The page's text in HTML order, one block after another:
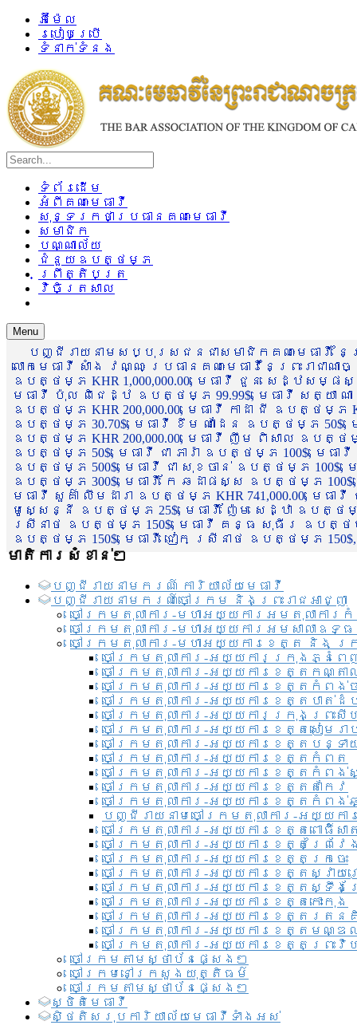
អ៊ីម៉ែល
របៀបប្រើ
ទំនាក់ទំនង
ទំព័រដើម
អំពីគណៈមេធាវី
សុន្ទរកថាប្រធានគណៈមេធាវី
សមាជិក
បណ្ណាល័យ
ជំនួយឧបត្ថម្ភ
ព្រឹត្តិបត្រ
វិចិត្រសាល
Menu
បញ្ជីរាយនាមសប្បុរសជនជាសមាជិកគណៈមេធាវី
លោកមេធាវី សាំង វណ្ណៈ ប្រធានគណៈមេធាវីនៃព្រះរា
ឧបត្ថម្ភ KHR 1,000,000.00, មេធាវី ជួន សេដ្ឋស
មេធាវី ប៉ុល ពិជេដ្ឋ ឧបត្ថម្ភ 99.99$, មេធាវី សត្យា ណ
ឧបត្ថម្ភ KHR 200,000.00, មេធាវី កាដា ជី ឧបត្ថម្ភ
ឧបត្ថម្ភ 30.70$, មេធាវី ខឹម ណាដែន ឧបត្ថម្ភ 50$,
ឧបត្ថម្ភ KHR 200,000.00, មេធាវី ញឹម ពិសាល ឧបត្ថ
ឧបត្ថម្ភ 50$, មេធាវី ជា ភារ៉ា ឧបត្ថម្ភ 100$, មេ
ឧបត្ថម្ភ 500$, មេធាវី ជា សុខចាន់ ឧបត្ថម្ភ
ឧបត្ថម្ភ 300$, មេធាវី កែ ឆដាផស្ស ឧបត្ថម្ភ
មេធាវី សួគ៌ា លឹមដារា ឧបត្ថម្ភ KHR 741,000.00, មេ
មូសេ្សន្នី ឧបត្ថម្ភ 25$, មេធាវី ញ៉ែម សេដ្ឋា ឧបត្ថ
ស្រីនាថ ឧបត្ថម្ភ 150$, មេធាវី គន្ធ សុធីរ ឧបត្ថម្ភ
ឧបត្ថម្ភ 150$, មេធាវី ជៀក ស្រីនាថ ឧបត្ថម្ភ 150$,
មាតិការសំខាន់ៗ
បញ្ជី​រាយ​នាមករណ៍ ការិយាល័យ​មេធាវី​
បញ្ជី​រាយ​នាមករណ៍​ចៅក្រម និងព្រះរាជអាជ្ញា
ចៅក្រមតុលាការ-មហាអយ្យការអមតុលាការ
ចៅក្រមតុលាការ-មហាអយ្យការអមសាលាឧទ្
ចៅក្រមតុលាការ-មហាអយ្យការខេត្ត និង ក្
ចៅក្រមតុលាការ-អយ្យការក្រុងភ្នំពេ
ចៅក្រមតុលាការ-អយ្យការខេត្តកណ្តា
ចៅក្រមតុលាការ-អយ្យការខេត្តកំពង់ច
ចៅក្រមតុលាការ-អយ្យការខេត្តបាត់ដំ
ចៅក្រមតុលាការ-អយ្យការ​ក្រុងព្រះសី
ចៅក្រមតុលាការ-អយ្យការខេត្តសៀមរា
ចៅក្រមតុលាការ-អយ្យការខេត្តបន្ទា
ចៅក្រមតុលាការ-អយ្យការខេត្តកំពត
ចៅក្រមតុលាការ-អយ្យការខេត្តកំពង់
ចៅក្រមតុលាការ-អយ្យការខេត្តតាកែវ
ចៅក្រមតុលាការ-អយ្យការខេត្តកំពង់
បញ្ជីរាយនាមចៅក្រមតុលាការ-អយ្យក
ចៅក្រមតុលាការ-អយ្យការខេត្តពោធិ៍សា
ចៅក្រមតុលាការ-អយ្យការខេត្តព្រៃវែ
ចៅក្រមតុលាការ-អយ្យការខេត្តក្រចេះ
ចៅក្រមតុលាការ-អយ្យការខេត្តស្វាយ
ចៅក្រមតុលាការ-អយ្យការខេត្តស្ទឹង
ចៅក្រមតុលាការ-អយ្យការខេត្តកោះកុង
ចៅក្រមតុលាការ-អយ្យការខេត្តរតន
ចៅក្រមតុលាការ-អយ្យការខេត្តមណ្
ចៅក្រមតុលាការ-អយ្យការខេត្តព្រះវិហ
ចៅក្រមតាមស្ថាប័នផ្សេងៗ
ចៅក្រមនៅក្រសួងយុត្តិធម៌
ចៅក្រមតាមស្ថាប័នផ្សេងៗ
ស្ថិតិមេធាវី
សិ្ថតិសរុបការិយាល័យមេធាវីទាំងអស់​